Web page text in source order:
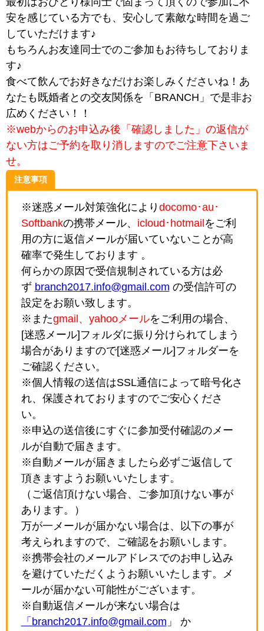
安を感じている方でも、安心して素敵な時間を過ご
していただけます♪
もちろんお友達同士でのご参加もお待ちしておりま
す♪
食べて飲んでお好きなだけお楽しみくださいね！あ
なたも既婚者との交友関係を「BRANCH」で是非お
広めください！！
※webからのお申込み後「確認しました」の返信が
ない方はご予約を取り消しますのでご注意下さいま
せ。
注意事項
※迷惑メール対策強化により docomo･au･
Softbankの携帯メール、 icloud･hotmail をご利
用の方に返信メールが届いていないことが高
確率で発生しております 。
何らかの原因で受信規制されている方は必
ず branch2017.info@gmail.com の受信許可の
設定をお願い致します。
※またgmail、yahooメールをご利用の場合、
[迷惑メール]フォルダに振り分けられてしまう
場合がありますので[迷惑メール]フォルダーを
ご確認ください。
※個人情報の送信はSSL通信によって暗号化さ
れ、保護されておりますのでご安心くださ
い。
※申込の送信後にすぐに参加受付確認のメー
ルが自動で届きます。
※自動メールが届きましたら必ずご返信して
頂きますようお願いいたします。
（ご返信頂けない場合、ご参加頂けない事が
あります。）
万が一メールが届かない場合は、以下の事が
考えられますので、ご確認をお願いします。
※携帯会社のメールアドレスでのお申し込み
を避けていただくようお願いいたします。メ
ールが届かない可能性がございます。
※自動返信メールが来ない場合は
「branch2017.info@gmail.com 」 か